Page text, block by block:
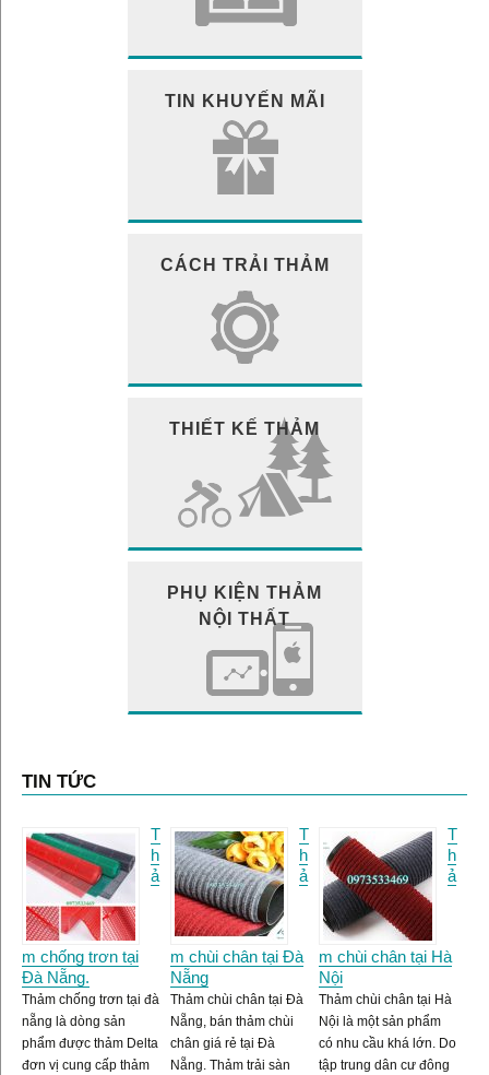
TIN KHUYẾN MÃI
CÁCH TRẢI THẢM
THIẾT KẾ THẢM
PHỤ KIỆN THẢM
NỘI THẤT
TIN TỨC
T
h
ả
m chống trơn tại
Đà Nẵng.
Thảm chống trơn tại đà
nẵng là dòng sản
phẩm được thảm Delta
đơn vị cung cấp thảm
T
h
ả
m chùi chân tại Đà
Nẵng
Thảm chùi chân tại Đà
Nẵng, bán thảm chùi
chân giá rẻ tại Đà
Nẵng. Thảm trải sàn
T
h
ả
m chùi chân tại Hà
Nội
Thảm chùi chân tại Hà
Nội là một sản phẩm
có nhu cầu khá lớn. Do
tập trung dân cư đông